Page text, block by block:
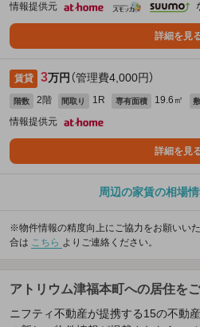
情報提供元
詳細を見
賃貸 3万円 （管理費4,000円）
階数 2階 間取り 1R 専有面積 19.6㎡
情報提供元
詳細を見
周辺の家賃の相場
※物件情報の精度向上にご協力をお願いい
合は こちら よりご連絡ください。
アトリウム津福本町への居住を
ニフティ不動産が提携する15の不動